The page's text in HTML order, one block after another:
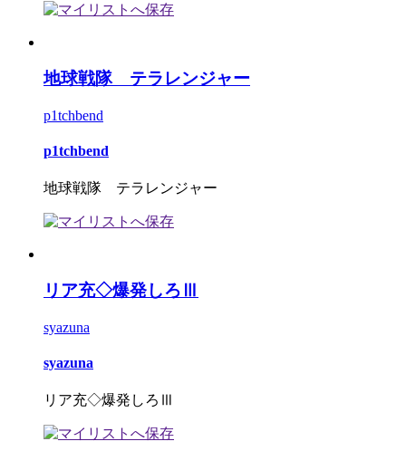
地球戦隊 テラレンジャー
p1tchbend
p1tchbend
地球戦隊 テラレンジャー
リア充◇爆発しろⅢ
syazuna
syazuna
リア充◇爆発しろⅢ